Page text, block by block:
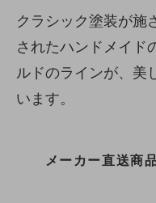
クラシック塗装が施
されたハンドメイド
ルドのラインが、美
います。
メーカー直送商